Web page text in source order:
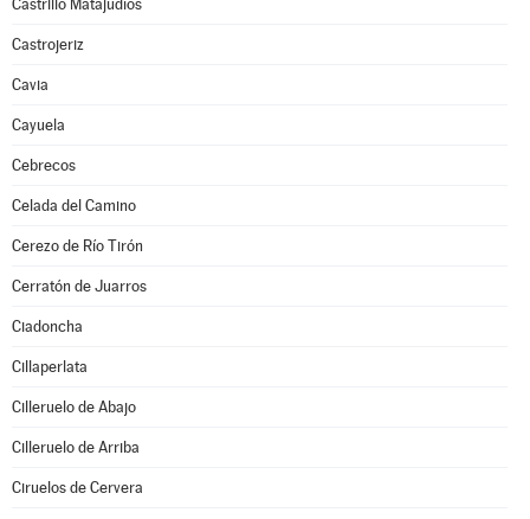
Castrillo Matajudíos
Castrojeriz
Cavia
Cayuela
Cebrecos
Celada del Camino
Cerezo de Río Tirón
Cerratón de Juarros
Ciadoncha
Cillaperlata
Cilleruelo de Abajo
Cilleruelo de Arriba
Ciruelos de Cervera